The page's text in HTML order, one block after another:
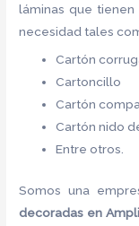
láminas que
necesidad tales
Cartón
Cartoncillo
Cartón
Cartón nido
Entre otros.
Somos una
decoradas en